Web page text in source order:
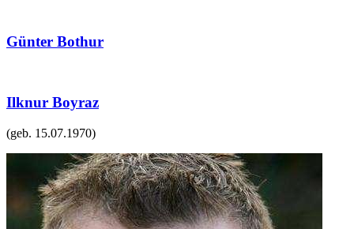
Günter Bothur
Ilknur Boyraz
(geb. 15.07.1970)